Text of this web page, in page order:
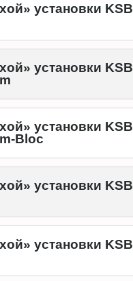
установки KSB
установки KSB
установки KSB
Bloc
установки KSB
установки KSB